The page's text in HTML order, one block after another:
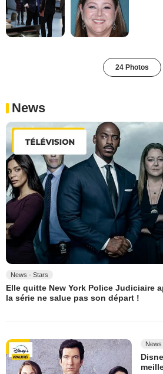
24 Photos
News
News - Stars
Elle quitte New York Police Judiciaire
la série ne salue pas son départ !